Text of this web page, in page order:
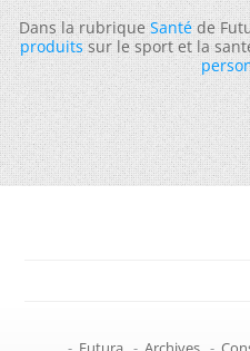
Dans la rubriqueSantéde
produitssur le sport et la